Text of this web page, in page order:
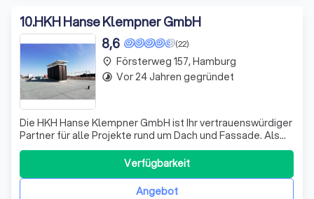
10.HKH Hanse Klempner GmbH
(22)
8,6
Die HKH Hanse Klempner GmbH ist Ihr vertrauenswürdiger
Partner für alle Projekte rund um Dach und Fassade. Als
Innungsbetrieb und Meisterbetrieb in Hamburg zeichnen
wir uns durch unsere Kompetenz und Professionalität aus.
Unser Leistungsspektrum umfasst nicht nur Dacharbeiten,
sondern auch Wand- und Angebot
Verfügbarkeit
place Försterweg 157, Hamburg
timelapse Vor 24 Jahren gegründet